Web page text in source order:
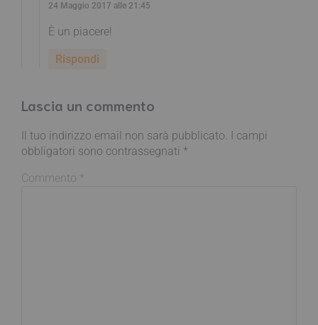
24 Maggio 2017 alle 21:45
È un piacere!
Rispondi
Lascia un commento
Il tuo indirizzo email non sarà pubblicato.
I campi
obbligatori sono contrassegnati *
Commento *